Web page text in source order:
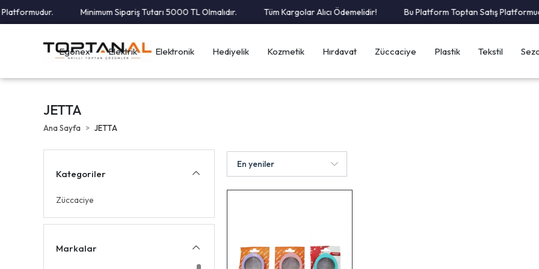
Minimum Sipariş Tutarı 5000 TL Olmalıdır. Tüm Kargolar Alıcı Ödemelidir! Bu Platform Toptan Satış
Egonex Elektrik Elektronik Hediyelik Kozmetik Hırdavat Züccaciye Plastik Tekstil
JETTA
Ana Sayfa JETTA
Kategoriler
Züccaciye
Markalar